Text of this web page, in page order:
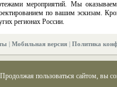
мероприятий. Мы
по вашим эскизам.
регионах России.
| Мобильная версия | Политика
пользоваться сайтом, вы